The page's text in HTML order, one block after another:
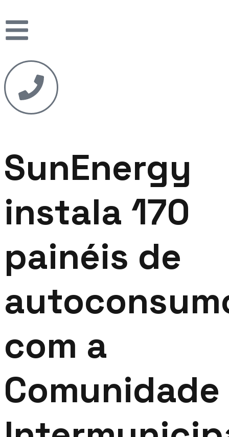
SunEnergy
instala 170
painéis de
com a
Comunidade